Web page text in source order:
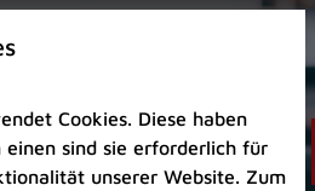
Cookies. Diese haben
sind sie erforderlich für
unserer Website. Zum